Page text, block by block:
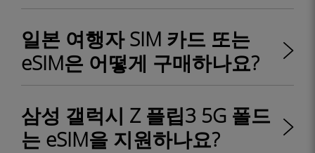
일본 여행자 SIM 카드 또는
eSIM은 어떻게 구매하나요?
삼성 갤럭시 Z 플립3 5G 폴드
는 eSIM을 지원하나요?